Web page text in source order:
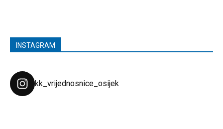
INSTAGRAM
kk_vrijednosnice_osijek